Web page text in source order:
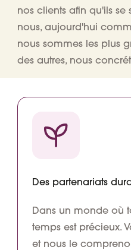
nos clients afin qu'ils se
nous, aujourd'hui
nous sommes les plus
des autres, nous
Des partenariats
Dans un monde où
temps est précieux.
et nous le